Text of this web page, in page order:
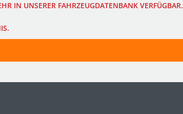
IN UNSERER FAHRZEUGDATENBANK VERFÜGBAR.